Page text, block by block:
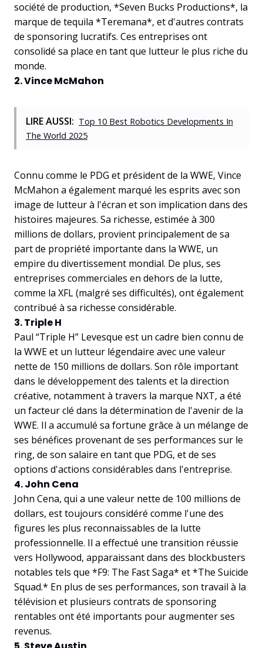
société de production, *Seven Bucks Productions*, la
marque de tequila *Teremana*, et d'autres contrats
de sponsoring lucratifs. Ces entreprises ont
consolidé sa place en tant que lutteur le plus riche du
monde.
2. Vince McMahon
LIRE AUSSI: Top 10 Best Robotics Developments In
The World 2025
Connu comme le PDG et président de la WWE, Vince
McMahon a également marqué les esprits avec son
image de lutteur à l'écran et son implication dans des
histoires majeures. Sa richesse, estimée à 300
millions de dollars, provient principalement de sa
part de propriété importante dans la WWE, un
empire du divertissement mondial. De plus, ses
entreprises commerciales en dehors de la lutte,
comme la XFL (malgré ses difficultés), ont également
contribué à sa richesse considérable.
3. Triple H
Paul “Triple H” Levesque est un cadre bien connu de
la WWE et un lutteur légendaire avec une valeur
nette de 150 millions de dollars. Son rôle important
dans le développement des talents et la direction
créative, notamment à travers la marque NXT, a été
un facteur clé dans la détermination de l'avenir de la
WWE. Il a accumulé sa fortune grâce à un mélange de
ses bénéfices provenant de ses performances sur le
ring, de son salaire en tant que PDG, et de ses
options d'actions considérables dans l'entreprise.
4. John Cena
John Cena, qui a une valeur nette de 100 millions de
dollars, est toujours considéré comme l'une des
figures les plus reconnaissables de la lutte
professionnelle. Il a effectué une transition réussie
vers Hollywood, apparaissant dans des blockbusters
notables tels que *F9: The Fast Saga* et *The Suicide
Squad.* En plus de ses performances, son travail à la
télévision et plusieurs contrats de sponsoring
rentables ont été importants pour augmenter ses
revenus.